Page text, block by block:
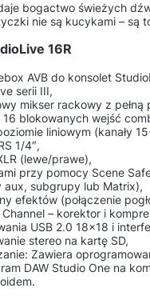
bogactwo świeżych
nie są kucykami – są
16R
AVB do konsolet
serii III,
mikser rackowy z pełną
16 blokowanych wejść
liniowym (kanały
1/4″,
(lewe/prawe),
przy pomocy Scene
aux, subgrupy lub Matrix),
efektów (połączenie
– korektor i
USB 2.0 18×18 i
stereo na kartę SD,
Zawiera
DAW Studio One na